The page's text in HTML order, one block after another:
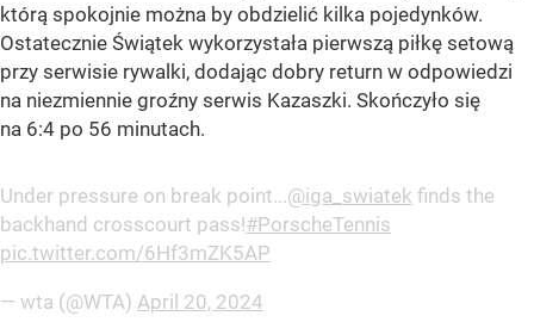
którą spokojnie można by obdzielić kilka pojedynków.
Ostatecznie Świątek wykorzystała pierwszą piłkę setową
przy serwisie rywalki, dodając dobry return w odpowiedzi
na niezmiennie groźny serwis Kazaszki. Skończyło się
na 6:4 po 56 minutach.
Under pressure on break point...@iga_swiatek finds the
backhand crosscourt pass!#PorscheTennis
pic.twitter.com/6Hf3mZK5AP
— wta (@WTA) April 20, 2024